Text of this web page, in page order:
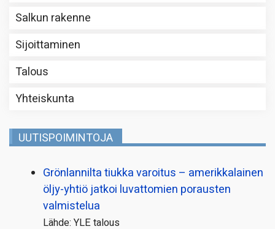
Salkun rakenne
Sijoittaminen
Talous
Yhteiskunta
UUTISPOIMINTOJA
Grönlannilta tiukka varoitus – amerikkalainen
öljy-yhtiö jatkoi luvattomien porausten
valmistelua
Lähde: YLE talous